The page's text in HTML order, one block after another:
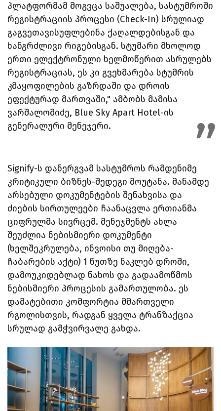
პლატფორმამ მოგვცა საშუალება, სასტუმროში
რეგისტრაციის პროცესი (Check-In) სრულიად
გაგვეთავისუფლებინა ქაღალდებისგან და
ხანგრძლივი რიგებისგან. სტუმარი მხოლოდ
ერთი ელექტრონული ხელმოწერით ასრულებს
რეგისტრაციას, ეს კი გვეხმარება სტუმრის
კმაყოფილების გაზრდაში და დროის
ეფექტურად მართვაში," ამბობს მამისა
ვარშალომიძე, Blue Sky Apart Hotel-ის
გენერალური მენეჯერი.
Signify-ს დანერგვამ სასტუმროს რამდენიმე
კრიტიკული ბიზნეს-შედეგი მოუტანა. მანამდე
არსებული დოკუმენტების შენახვისა და
ძიების სირთულეები ჩაანაცვლა ერთიანმა
ციფრულმა სივრცემ. მენეჯმენტს ახლა
შეუძლია ნებისმიერი დოკუმენტი
(ხელშეკრულება, ინვოისი თუ მიღება-
ჩაბარების აქტი) 1 წუთზე ნაკლებ დროში,
დამოუკიდებლად ნახოს და გადაამოწმოს
ნებისმიერი პროცესის გამართულობა. ეს
დამატებითი კომფორტია მმართველი
რგოლისთვის, რადგან ყველა ტრანზაქცია
სრულად გამჭვირვალე გახდა.